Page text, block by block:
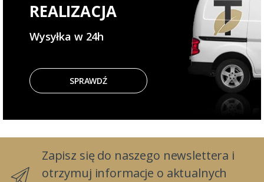
REALIZACJA
Wysyłka w 24h
SPRAWDŹ
Zapisz się do naszego newslettera i
otrzymuj informacje o aktualnych